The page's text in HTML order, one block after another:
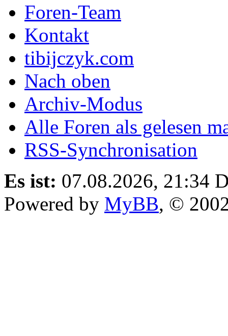
Foren-Team
Kontakt
tibijczyk.com
Nach oben
Archiv-Modus
Alle Foren als gelesen
RSS-Synchronisation
Es ist: 07.08.2026, 21:34
Powered by MyBB, ©